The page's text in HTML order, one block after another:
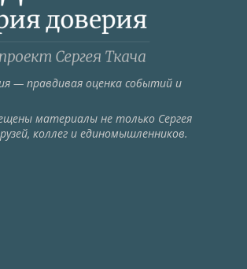
— правдивая оценка событий и
материалы не только Сергея
коллег и единомышленников.